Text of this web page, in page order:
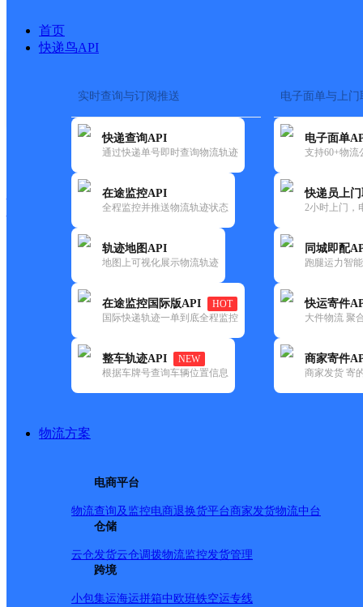
首页
快递鸟API
实时查询与订阅推送
快递查询API
通过快递单号即时查询物流轨迹
在途监控API
全程监控并推送物流轨迹状态
轨迹地图API
地图上可视化展示物流轨迹
在途监控国际版API
HOT
国际快递轨迹一单到底全程监控
整车轨迹API
NEW
根据车牌号查询车辆位置信息
电子面单与上门
电子面单
支持60+物流
快递员上
2小时上门，
同城即配
跑腿运力智
快运寄件
大件物流 聚
商家寄件
商家发货 寄
物流方案
电商平台
物流查询及监控电商退换货平台商家发货物流中台
仓储
云仓发货云仓调拨物流监控发货管理
跨境
小包集运海运拼箱中欧班铁空运专线
快运大全 快递时效
韵达
辽宁昌图县公司付家镇分部
更新时间：2022-07-14 00:00:00
所属快递：韵达速递
所属区域：辽宁省-铁岭市-昌图县
网点地址：辽宁省铁岭市昌图县付家镇付家邮局西侧付家
网点负责人：